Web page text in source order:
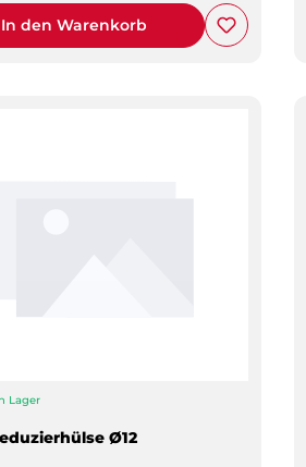
In den Warenkorb
Lager
Ø12